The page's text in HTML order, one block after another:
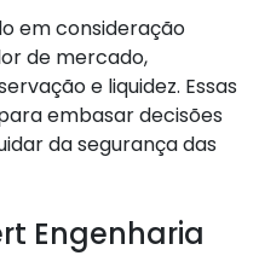
em consideração
de mercado,
e liquidez. Essas
embasar decisões
da segurança das
Engenharia